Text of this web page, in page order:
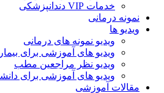
خدمات VIP دندانپزشکی
درمانی
ها
ویدیو نمونه های درمانی
ویدیو های آموزشی برای بیماران
ویدیو نظر مراجعین مطب
ویدیو های آموزشی برای دانشجویان
آموزشی